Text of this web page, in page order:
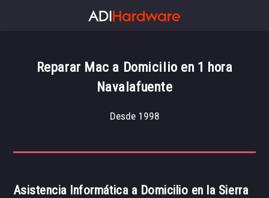
Reparar Mac a Domicilio en 1 hora
Navalafuente
Desde 1998
Asistencia Informática a Domicilio en la Sierra